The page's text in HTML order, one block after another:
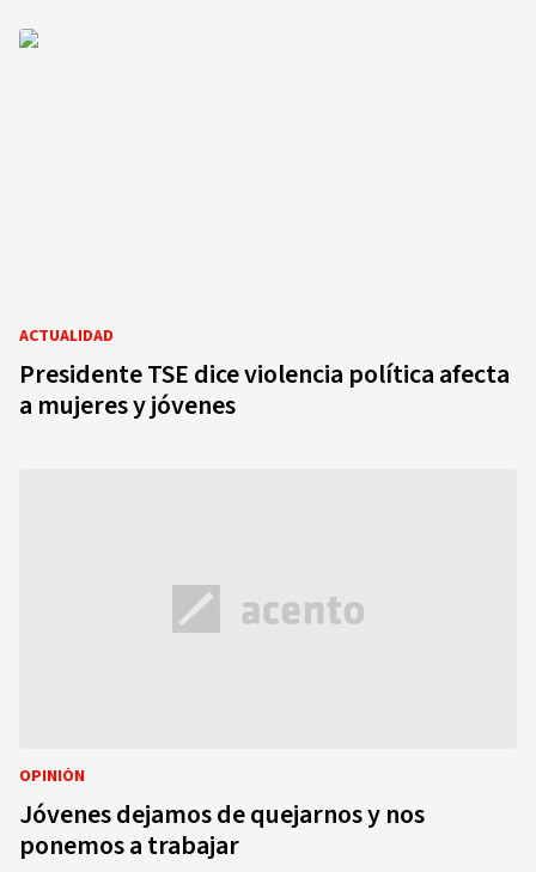
ACTUALIDAD
Presidente TSE dice violencia política afecta
a mujeres y jóvenes
OPINIÓN
Jóvenes dejamos de quejarnos y nos
ponemos a trabajar